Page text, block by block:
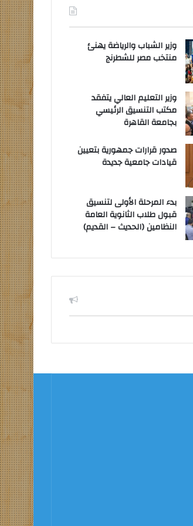
وزير الشباب والرياضة يهنئ
منتخب مصر للشطرنج
وزير التعليم العالي يتفقد
مكتب التنسيق الرئيسي
بجامعة القاهرة
صدور قرارات جمهورية بتعيين
قيادات جامعية جديدة
بدء المرحلة الأولى لتنسيق
قبول طلاب الثانوية العامة
النظامين (الحديث – القديم)